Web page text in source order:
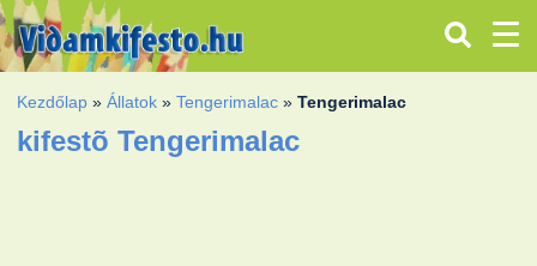
Kezdőlap »Állatok »Tengerimalac »Tengerimalac
kifestõ Tengerimalac